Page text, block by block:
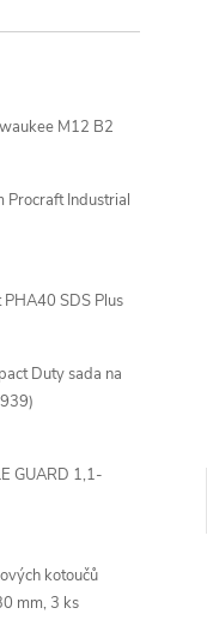
M12 B2
Procraft Industrial
SDS Plus
Duty sada na
GUARD 1,1-
kotoučů
mm, 3 ks